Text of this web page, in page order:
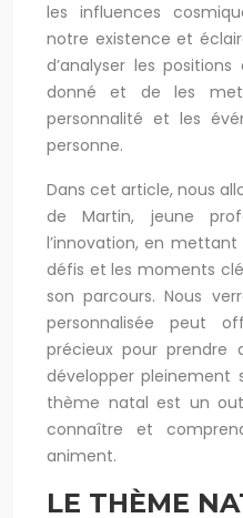
les influences
notre existence et
d’analyser les
donné et de les
personnalité et les
personne.
Dans cet article, nous
de Martin, jeune
l’innovation, en
défis et les moments
son parcours. Nous
personnalisée peut
précieux pour prendre
développer pleinement
thème natal est un
connaître et
animent.
LE THÈME